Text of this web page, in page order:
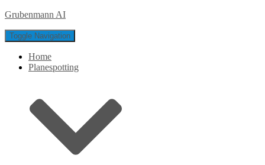
Grubenmann AI
Toggle Navigation
Home
Planespotting